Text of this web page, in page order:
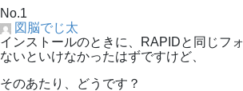
No.1
図脳でじ太
インストールのときに、RAPIDと同じフ
ないといけなかったはずですけど、
そのあたり、どうです？